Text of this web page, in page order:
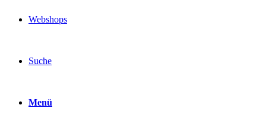
Webshops
Suche
Menü